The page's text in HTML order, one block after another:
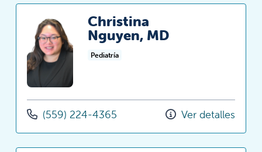
Christina
Nguyen, MD
Pediatría
(559) 224-4365 Ver detalles